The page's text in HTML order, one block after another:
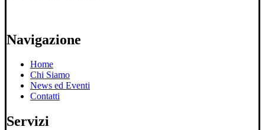
Navigazione
Home
Chi Siamo
News ed Eventi
Contatti
Servizi